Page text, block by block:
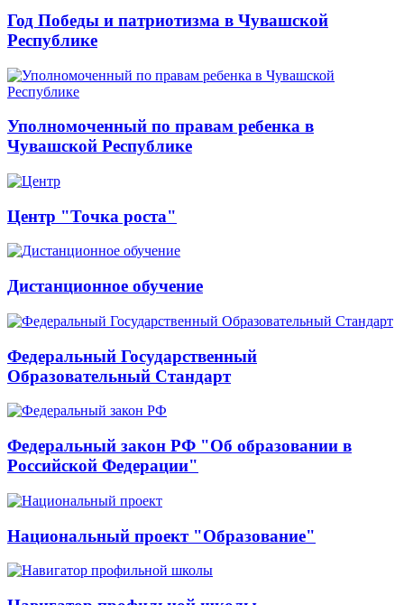
Год Победы и патриотизма в Чувашской
Республике
Уполномоченный по правам ребенка в
Чувашской Республике
Центр "Точка роста"
Дистанционное обучение
Федеральный Государственный
Образовательный Стандарт
Федеральный закон РФ "Об образовании в
Российской Федерации"
Национальный проект "Образование"